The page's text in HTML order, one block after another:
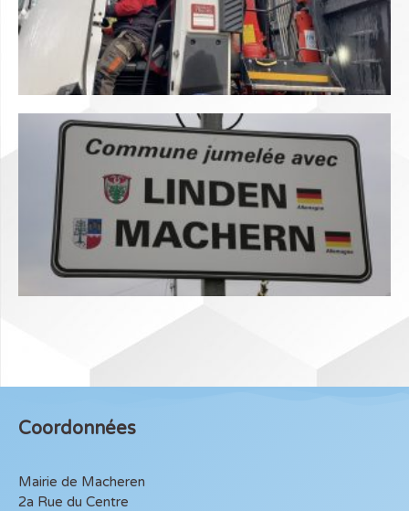
Coordonnées
Mairie de Macheren
2a Rue du Centre